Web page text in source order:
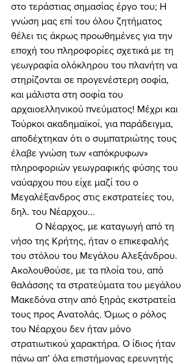
στο τεράστιας σημασίας έργο του; Η
γνώση μας επί του όλου ζητήματος
θέλει τις άκρως προωθημένες για την
εποχή του πληροφορίες σχετικά με τη
γεωγραφία ολόκληρου του πλανήτη να
στηρίζονται σε προγενέστερη σοφία,
και μάλιστα στη σοφία του
αρχαιοελληνικού πνεύματος! Μέχρι και
Τούρκοι ακαδημαϊκοί, για παράδειγμα,
αποδέχτηκαν ότι ο συμπατριώτης τους
έλαβε γνώση των «απόκρυφων»
πληροφοριών γεωγραφικής φύσης του
ναύαρχου που είχε μαζί του ο
Μεγαλέξανδρος στις εκστρατείες του,
δηλ. του Νέαρχου...
νήσο της Κρήτης, ήταν ο επικεφαλής
του στόλου του Μεγάλου Αλεξάνδρου.
Ακολουθούσε, με τα πλοία του, από
θαλάσσης τα στρατεύματα του μεγάλου
Μακεδόνα στην από ξηράς εκστρατεία
τους προς Ανατολάς. Όμως ο ρόλος
του Νέαρχου δεν ήταν μόνο
στρατιωτικού χαρακτήρα. Ο ίδιος ήταν
πάνω απ’ όλα επιστήμονας ερευνητής